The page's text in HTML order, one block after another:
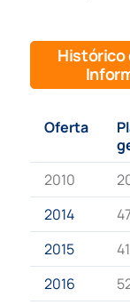
Histórico
Oferta
2010
2014
2015
41
2016